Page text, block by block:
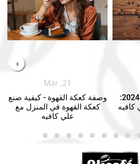
اليوم العالمي للقهوة 2024:
كافيه
Mar ,21
وصفة كعكة القهوة - كيفية صنع
كعكة القهوة في المنزل مع
علي كافيه
›